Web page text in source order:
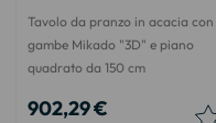
Tavolo da pranzo in acacia con
gambe Mikado "3D" e piano
quadrato da 150 cm
902,29 €